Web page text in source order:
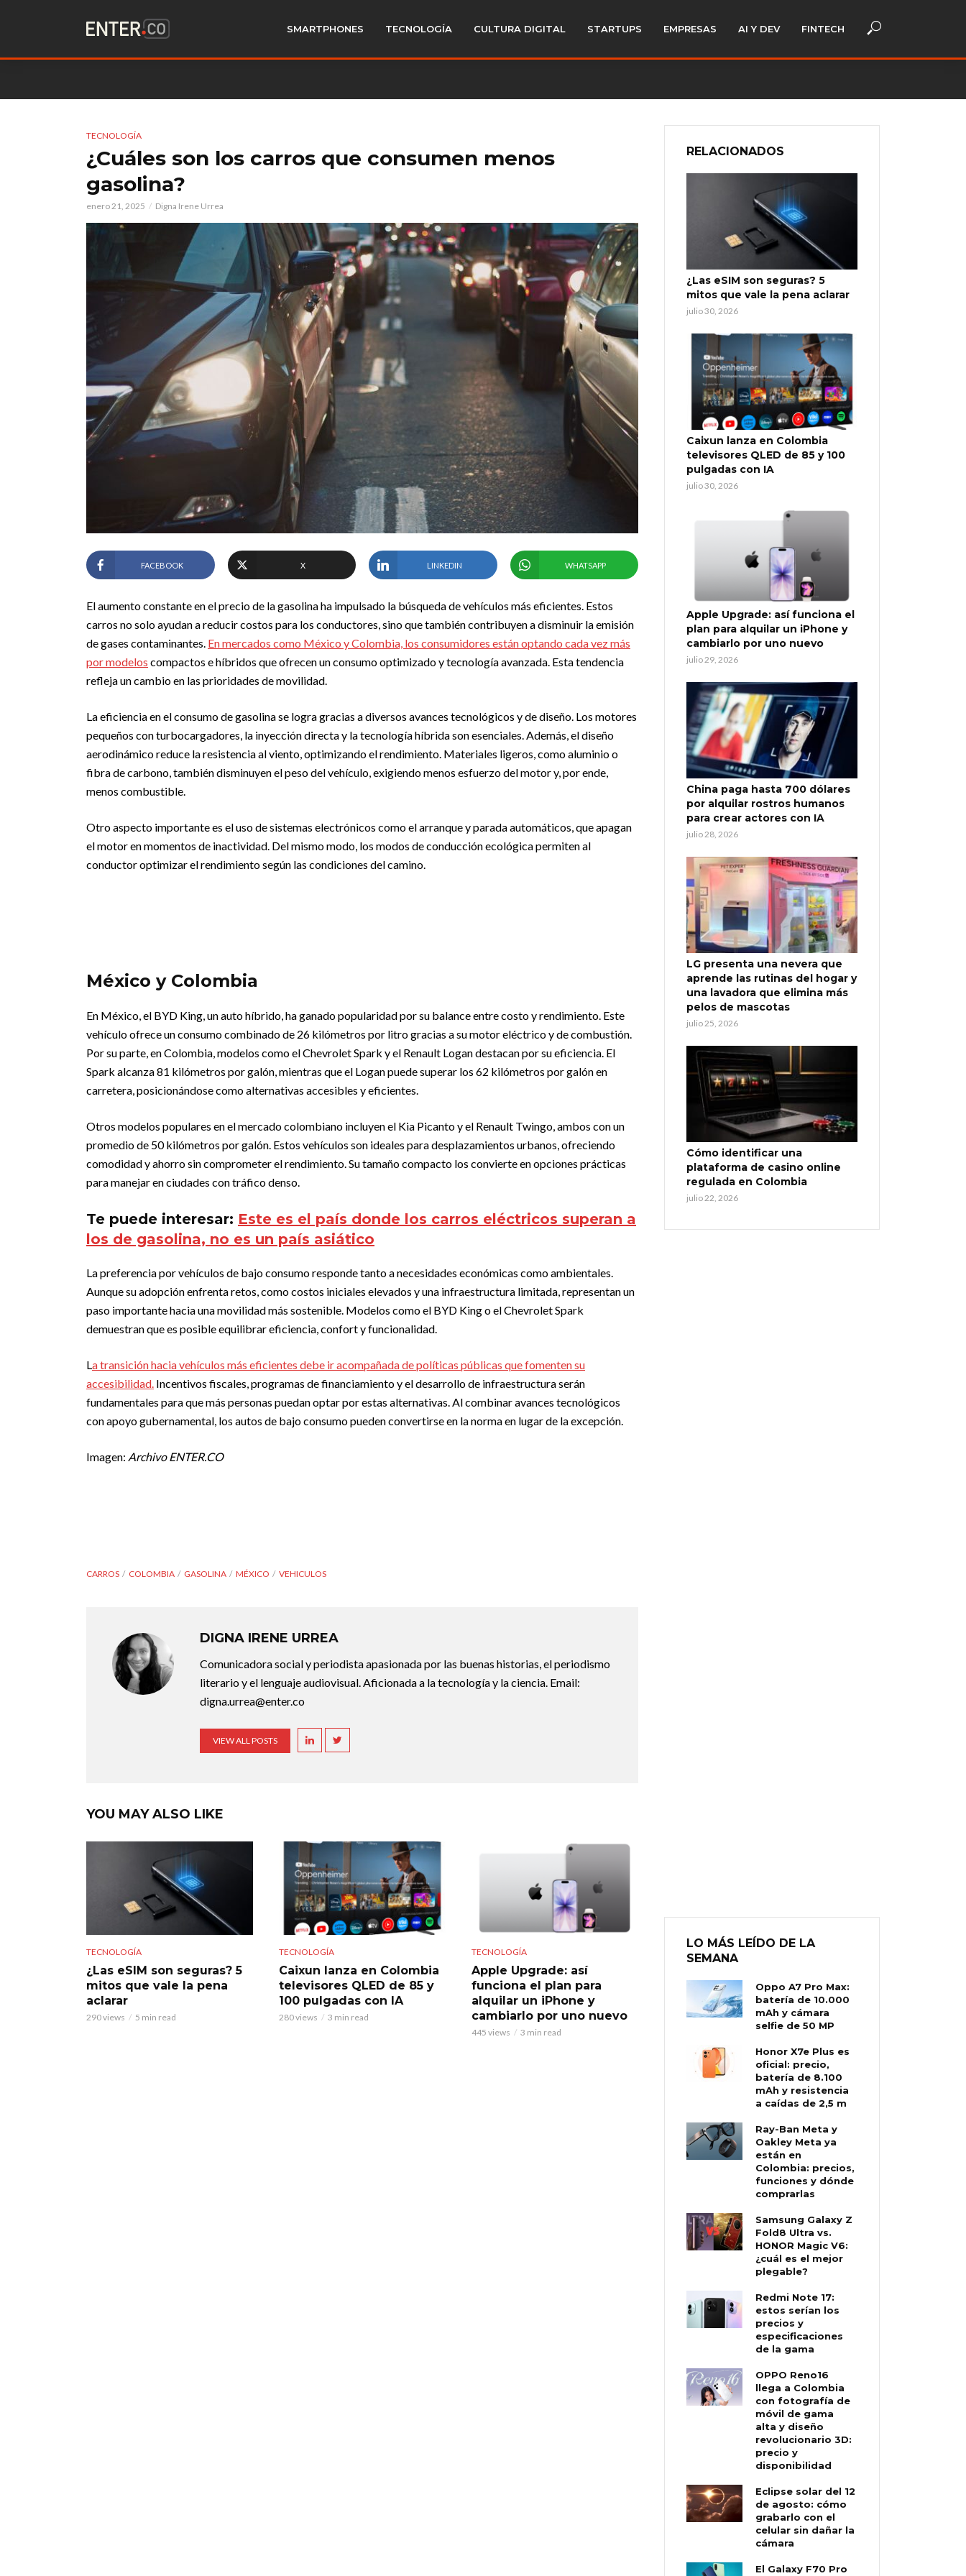
SMARTPHONES TECNOLOGÍA CULTURA DIGITAL STARTUPS EMPRESAS AI Y DEV FINTECH
TECNOLOGÍA
¿Cuáles son los carros que consumen menos
gasolina?
enero 21, 2025 Digna Irene Urrea
FACEBOOK X LINKEDIN WHATSAPP
El aumento constante en el precio de la gasolina ha impulsado la búsqueda de vehículos más eficientes. Estos
carros no solo ayudan a reducir costos para los conductores, sino que también contribuyen a disminuir la emisión
de gases contaminantes. En mercados como México y Colombia, los consumidores están optando cada vez más
por modelos compactos e híbridos que ofrecen un consumo optimizado y tecnología avanzada. Esta tendencia
refleja un cambio en las prioridades de movilidad.
La eficiencia en el consumo de gasolina se logra gracias a diversos avances tecnológicos y de diseño. Los motores
pequeños con turbocargadores, la inyección directa y la tecnología híbrida son esenciales. Además, el diseño
aerodinámico reduce la resistencia al viento, optimizando el rendimiento. Materiales ligeros, como aluminio o
fibra de carbono, también disminuyen el peso del vehículo, exigiendo menos esfuerzo del motor y, por ende,
menos combustible.
Otro aspecto importante es el uso de sistemas electrónicos como el arranque y parada automáticos, que apagan
el motor en momentos de inactividad. Del mismo modo, los modos de conducción ecológica permiten al
conductor optimizar el rendimiento según las condiciones del camino.
México y Colombia
En México, el BYD King, un auto híbrido, ha ganado popularidad por su balance entre costo y rendimiento. Este
vehículo ofrece un consumo combinado de 26 kilómetros por litro gracias a su motor eléctrico y de combustión.
Por su parte, en Colombia, modelos como el Chevrolet Spark y el Renault Logan destacan por su eficiencia. El
Spark alcanza 81 kilómetros por galón, mientras que el Logan puede superar los 62 kilómetros por galón en
carretera, posicionándose como alternativas accesibles y eficientes.
Otros modelos populares en el mercado colombiano incluyen el Kia Picanto y el Renault Twingo, ambos con un
promedio de 50 kilómetros por galón. Estos vehículos son ideales para desplazamientos urbanos, ofreciendo
comodidad y ahorro sin comprometer el rendimiento. Su tamaño compacto los convierte en opciones prácticas
para manejar en ciudades con tráfico denso.
Te puede interesar: Este es el país donde los carros eléctricos superan a
los de gasolina, no es un país asiático
La preferencia por vehículos de bajo consumo responde tanto a necesidades económicas como ambientales.
Aunque su adopción enfrenta retos, como costos iniciales elevados y una infraestructura limitada, representan un
paso importante hacia una movilidad más sostenible. Modelos como el BYD King o el Chevrolet Spark
demuestran que es posible equilibrar eficiencia, confort y funcionalidad.
La transición hacia vehículos más eficientes debe ir acompañada de políticas públicas que fomenten su
accesibilidad. Incentivos fiscales, programas de financiamiento y el desarrollo de infraestructura serán
fundamentales para que más personas puedan optar por estas alternativas. Al combinar avances tecnológicos
con apoyo gubernamental, los autos de bajo consumo pueden convertirse en la norma en lugar de la excepción.
Imagen: Archivo ENTER.CO
CARROS COLOMBIA GASOLINA MÉXICO VEHICULOS
DIGNA IRENE URREA
Comunicadora social y periodista apasionada por las buenas historias, el periodismo
literario y el lenguaje audiovisual. Aficionada a la tecnología y la ciencia. Email:
digna.urrea@enter.co
VIEW ALL POSTS
YOU MAY ALSO LIKE
TECNOLOGÍA
¿Las eSIM son seguras? 5
mitos que vale la pena
aclarar
290 views 5 min read
TECNOLOGÍA
Caixun lanza en Colombia
televisores QLED de 85 y
100 pulgadas con IA
280 views 3 min read
TECNOLOGÍA
Apple Upgrade: así
funciona el plan para
alquilar un iPhone y
cambiarlo por uno nuevo
445 views 3 min read
RELACIONADOS
¿Las eSIM son seguras? 5
mitos que vale la pena aclarar
julio 30, 2026
Caixun lanza en Colombia
televisores QLED de 85 y 100
pulgadas con IA
julio 30, 2026
Apple Upgrade: así funciona el
plan para alquilar un iPhone y
cambiarlo por uno nuevo
julio 29, 2026
China paga hasta 700 dólares
por alquilar rostros humanos
para crear actores con IA
julio 28, 2026
LG presenta una nevera que
aprende las rutinas del hogar y
una lavadora que elimina más
pelos de mascotas
julio 25, 2026
Cómo identificar una
plataforma de casino online
regulada en Colombia
julio 22, 2026
LO MÁS LEÍDO DE LA
SEMANA
Oppo A7 Pro Max:
batería de 10.000
mAh y cámara
selfie de 50 MP
Honor X7e Plus es
oficial: precio,
batería de 8.100
mAh y resistencia
a caídas de 2,5 m
Ray-Ban Meta y
Oakley Meta ya
están en
Colombia: precios,
funciones y dónde
comprarlas
Samsung Galaxy Z
Fold8 Ultra vs.
HONOR Magic V6:
¿cuál es el mejor
plegable?
Redmi Note 17:
estos serían los
precios y
especificaciones
de la gama
OPPO Reno16
llega a Colombia
con fotografía de
móvil de gama
alta y diseño
revolucionario 3D:
precio y
disponibilidad
Eclipse solar del 12
de agosto: cómo
grabarlo con el
celular sin dañar la
cámara
El Galaxy F70 Pro